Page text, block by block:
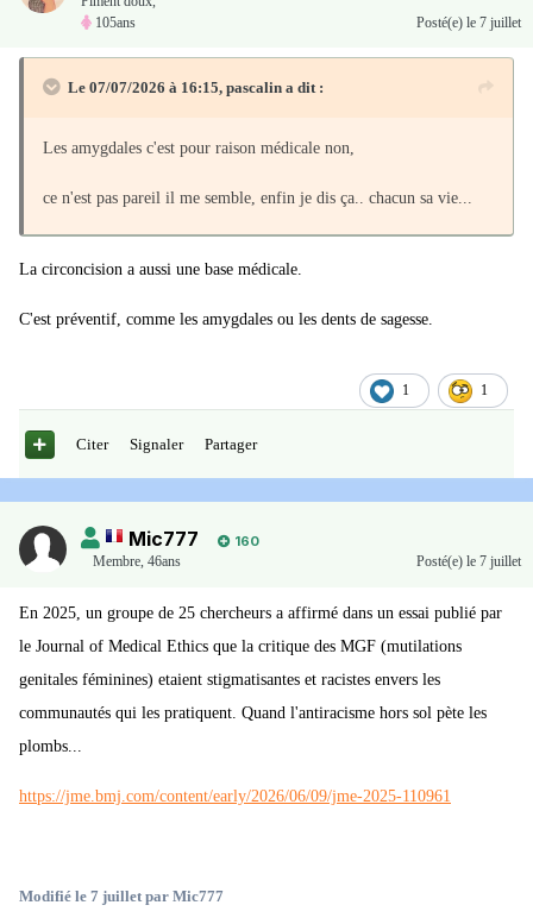
105ans
Posté(e) le 7 juillet
Le 07/07/2026 à 16:15, pascalin a dit :
Les amygdales c'est pour raison médicale non,
ce n'est pas pareil il me semble, enfin je dis ça.. chacun sa vie...
La circoncision a aussi une base médicale.
C'est préventif, comme les amygdales ou les dents de sagesse.
1 1
Citer Signaler Partager
Mic777
160
Membre, 46ans Posté(e) le 7 juillet
En 2025, un groupe de 25 chercheurs a affirmé dans un essai publié par
le Journal of Medical Ethics que la critique des MGF (mutilations
genitales féminines) etaient stigmatisantes et racistes envers les
communautés qui les pratiquent. Quand l'antiracisme hors sol pète les
plombs...
https://jme.bmj.com/content/early/2026/06/09/jme-2025-110961
Modifié le 7 juillet par Mic777